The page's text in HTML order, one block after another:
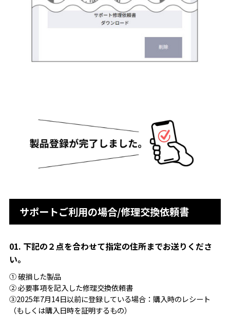
サポートご利用の場合/修理交換依頼書
01. 下記の２点を合わせて指定の住所までお送りくださ
い。
① 破損した製品
② 必要事項を記入した修理交換依頼書
③2025年7月14日以前に登録している場合：購入時のレシート
（もしくは購入日時を証明するもの）